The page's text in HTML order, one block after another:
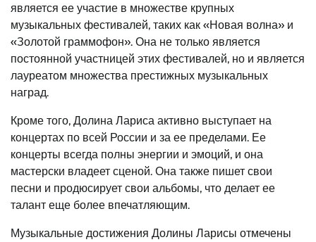
является ее участие в множестве крупных
музыкальных фестивалей, таких как «Новая волна» и
«Золотой граммофон». Она не только является
постоянной участницей этих фестивалей, но и является
лауреатом множества престижных музыкальных
наград.
Кроме того, Долина Лариса активно выступает на
концертах по всей России и за ее пределами. Ее
концерты всегда полны энергии и эмоций, и она
мастерски владеет сценой. Она также пишет свои
песни и продюсирует свои альбомы, что делает ее
талант еще более впечатляющим.
Музыкальные достижения Долины Ларисы отмечены